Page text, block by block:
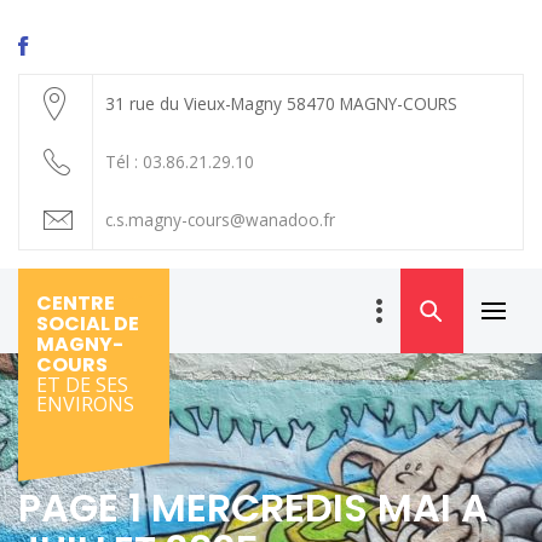
31 rue du Vieux-Magny 58470 MAGNY-COURS
Tél : 03.86.21.29.10
c.s.magny-cours@wanadoo.fr
CENTRE
SOCIAL DE
MAGNY-
COURS
ET DE SES
ENVIRONS
Menu
PAGE 1 MERCREDIS MAI A